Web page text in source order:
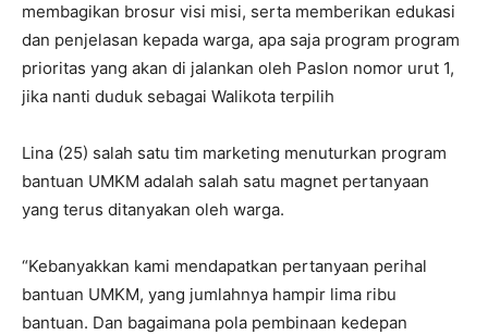
membagikan brosur visi misi, serta memberikan edukasi
dan penjelasan kepada warga, apa saja program program
prioritas yang akan di jalankan oleh Paslon nomor urut 1,
jika nanti duduk sebagai Walikota terpilih
Lina (25) salah satu tim marketing menuturkan program
bantuan UMKM adalah salah satu magnet pertanyaan
yang terus ditanyakan oleh warga.
“Kebanyakkan kami mendapatkan pertanyaan perihal
bantuan UMKM, yang jumlahnya hampir lima ribu
bantuan. Dan bagaimana pola pembinaan kedepan